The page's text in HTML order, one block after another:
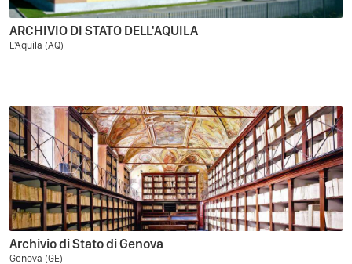
ARCHIVIO DI STATO DELL'AQUILA
L'Aquila (AQ)
Archivio di Stato di Genova
Genova (GE)